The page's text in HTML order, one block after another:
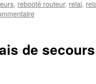
, rebooté routeur, relai,
de